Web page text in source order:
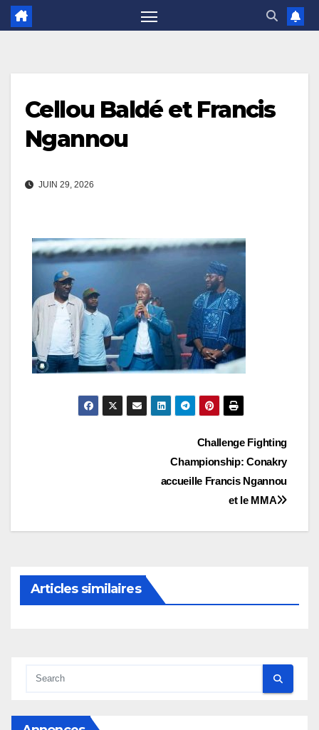
Cellou Baldé et Francis
Ngannou
JUIN 29, 2026
Challenge Fighting
Championship: Conakry
accueille Francis Ngannou
et le MMA
Articles similaires